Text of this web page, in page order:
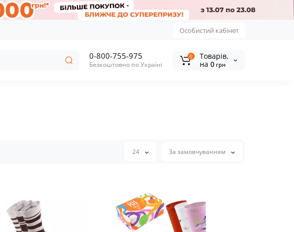
Особистий кабінет
0-800-755-975
Безкоштовно по Україні
0
Tоварів,
на 0 грн
24 За замовчуванням